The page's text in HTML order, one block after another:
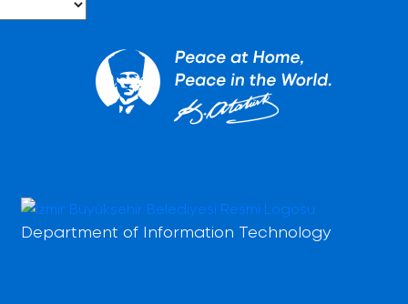
Department of Information Technology